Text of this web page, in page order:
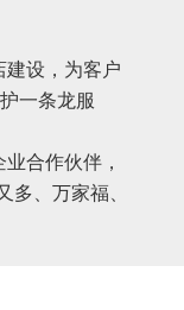
建设，为客户
一条龙服
合作伙伴，
多、万家福、